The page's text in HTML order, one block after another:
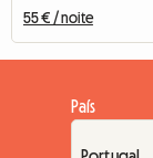
55 € / noite
País